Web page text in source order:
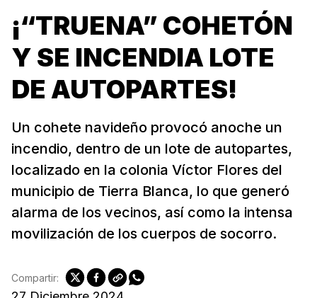
¡“TRUENA” COHETÓN
Y SE INCENDIA LOTE
DE AUTOPARTES!
Un cohete navideño provocó anoche un
incendio, dentro de un lote de autopartes,
localizado en la colonia Víctor Flores del
municipio de Tierra Blanca, lo que generó
alarma de los vecinos, así como la intensa
movilización de los cuerpos de socorro.
Compartir: